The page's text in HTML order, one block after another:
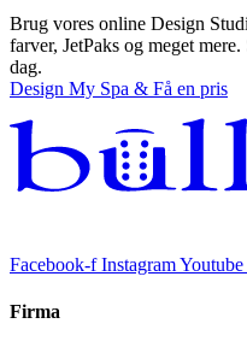
Brug vores online Design
farver, JetPaks og meget
dag.
Design My Spa & Få en pris
Facebook-f InstagramYoutube
Firma